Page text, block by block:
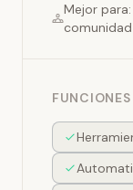
Mejor
comunidad